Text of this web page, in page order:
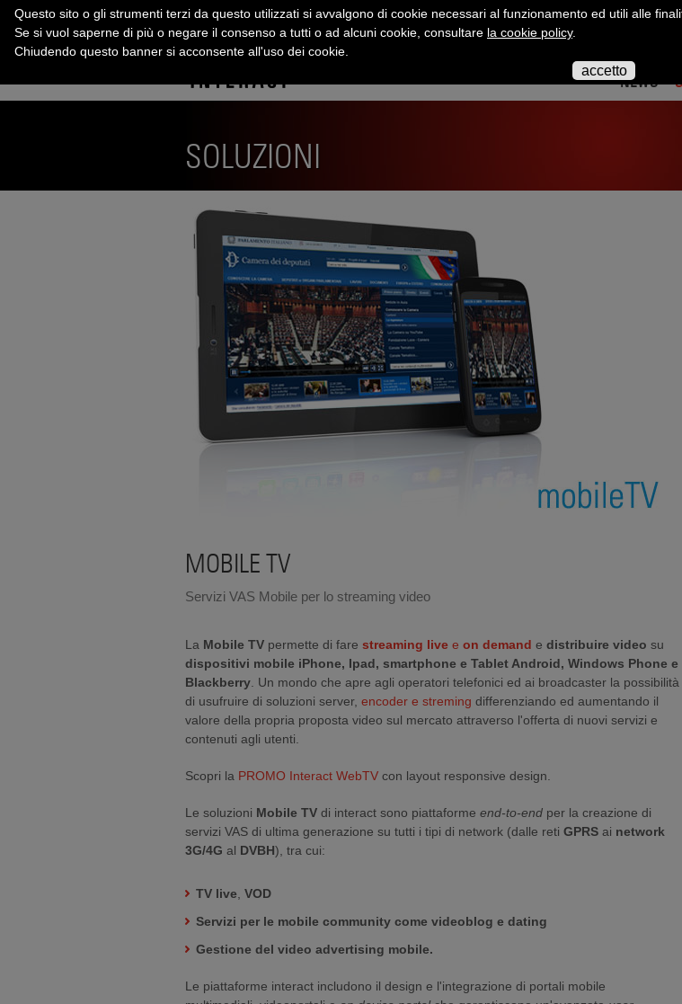
NEWS
SOLUZIONI
MOBILE TV
Servizi VAS Mobile per lo streaming video
La Mobile TV permette di fare streaming live e on demand e distribuire video su
dispositivi mobile iPhone, Ipad, smartphone e Tablet Android, Windows Phone e
Blackberry . Un mondo che apre agli operatori telefonici ed ai broadcaster la possibilità
di usufruire di soluzioni server, encoder e streming differenziando ed aumentando il
valore della propria proposta video sul mercato attraverso l'offerta di nuovi servizi e
contenuti agli utenti.
Scopri la PROMO Interact WebTV con layout responsive design.
Le soluzioni Mobile TV di interact sono piattaforme end-to-end per la creazione di
servizi VAS di ultima generazione su tutti i tipi di network (dalle reti GPRS ai network
3G/4G al DVBH), tra cui:
TV live VOD
Servizi per le mobile community come videoblog e dating
Gestione del video advertising mobile.
Le piattaforme interact includono il design e l'integrazione di portali mobile
Questo sito o gli strumenti terzi da questo utilizzati si avvalgono di cookie necessari al funzionamento ed utili alle
Se si vuol saperne di più o negare il consenso a tutti o ad alcuni cookie, consultare la cookie policy.
Chiudendo questo banner si acconsente all'uso dei cookie.
accetto